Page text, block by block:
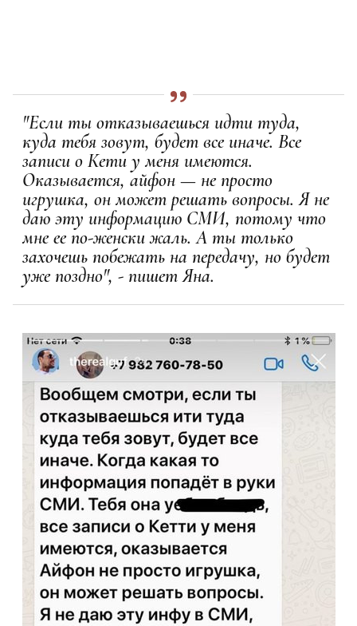
"Если ты отказываешься идти туда,
куда тебя зовут, будет все иначе. Все
записи о Кети у меня имеются.
Оказывается, айфон — не просто
игрушка, он может решать вопросы. Я не
даю эту информацию СМИ, потому что
мне ее по-женски жаль. А ты только
захочешь побежать на передачу, но будет
уже поздно", - пишет Яна.